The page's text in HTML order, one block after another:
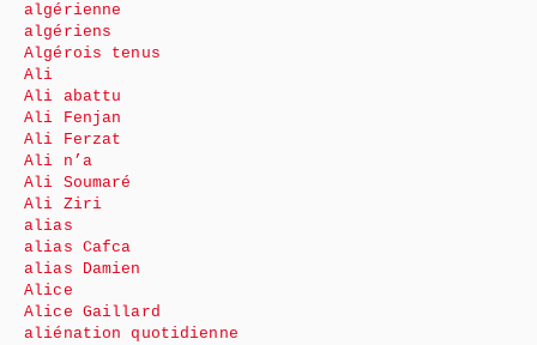
algérienne
algériens
Algérois tenus
Ali
Ali abattu
Ali Fenjan
Ali Ferzat
Ali n’a
Ali Soumaré
Ali Ziri
alias
alias Cafca
alias Damien
Alice
Alice Gaillard
aliénation quotidienne